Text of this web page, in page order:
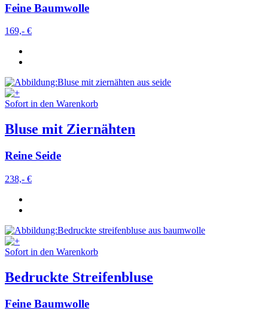
Feine Baumwolle
169,- €
Sofort in den Warenkorb
Bluse mit Ziernähten
Reine Seide
238,- €
Sofort in den Warenkorb
Bedruckte Streifenbluse
Feine Baumwolle